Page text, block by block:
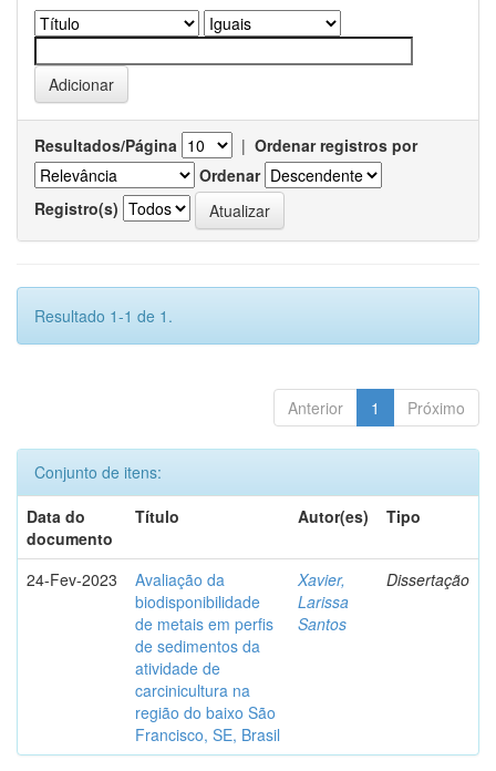
Resultados/Página | Ordenar registros por
Ordenar
Registro(s)
Resultado 1-1 de 1.
Anterior 1 Próximo
Conjunto de itens:
Data do
documento
Título Autor(es) Tipo
24-Fev-2023
Avaliação da
biodisponibilidade
de metais em perfis
de sedimentos da
atividade de
carcinicultura na
região do baixo São
Francisco, SE, Brasil
Xavier,
Larissa
Santos
Dissertação